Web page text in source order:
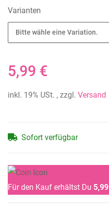
Varianten
Bitte wähle eine Variation.
5,99 €
inkl. 19% USt. , zzgl. Versand
Sofort verfügbar
Für den Kauf erhältst Du 5,99